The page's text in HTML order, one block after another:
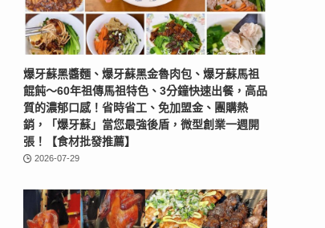
爆牙蘇黑醬麵、爆牙蘇黑金魯肉包、爆牙蘇馬祖
餛飩～60年祖傳馬祖特色、3分鐘快速出餐，高品
質的濃郁口感！省時省工、免加盟金、團購熱
銷，「爆牙蘇」當您最強後盾，微型創業一週開
張！【食材批發推薦】
2026-07-29